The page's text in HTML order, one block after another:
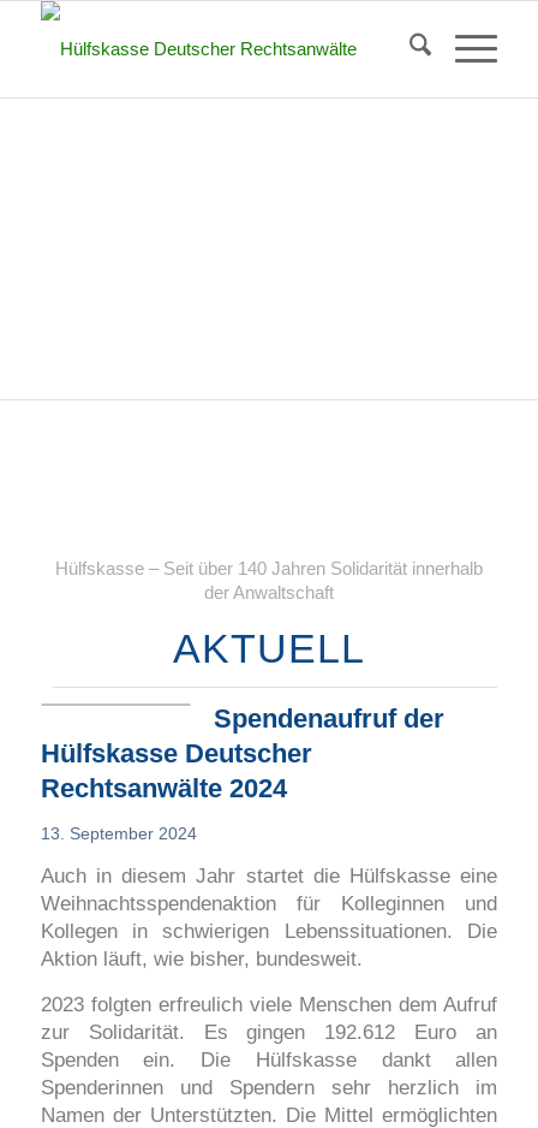
Hülfskasse – Seit über 140 Jahren Solidarität innerhalb
der Anwaltschaft
AKTUELL
Spendenaufruf der
Hülfskasse Deutscher
Rechtsanwälte 2024
13. September 2024
Auch in diesem Jahr startet die Hülfskasse eine
Weihnachtsspendenaktion für Kolleginnen und
Kollegen in schwierigen Lebenssituationen. Die
Aktion läuft, wie bisher, bundesweit.
2023 folgten erfreulich viele Menschen dem Aufruf
zur Solidarität. Es gingen 192.612 Euro an
Spenden ein. Die Hülfskasse dankt allen
Spenderinnen und Spendern sehr herzlich im
Namen der Unterstützten. Die Mittel ermöglichten